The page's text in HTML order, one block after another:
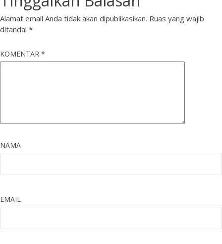
Alamat email Anda tidak akan dipublikasikan. Ruas yang wajib
ditandai *
KOMENTAR *
NAMA
EMAIL